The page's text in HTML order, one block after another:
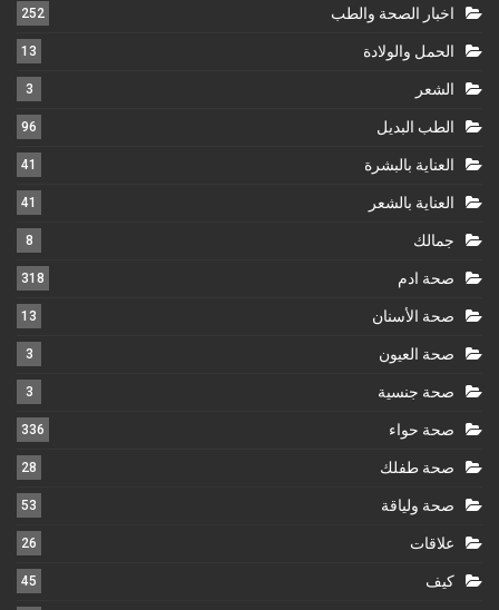
اخبار الصحة والطب 252
الحمل والولادة 13
الشعر 3
الطب البديل 96
العناية بالبشرة 41
العناية بالشعر 41
جمالك 8
صحة ادم 318
صحة الأسنان 13
صحة العيون 3
صحة جنسية 3
صحة حواء 336
صحة طفلك 28
صحة ولياقة 53
علاقات 26
كيف 45